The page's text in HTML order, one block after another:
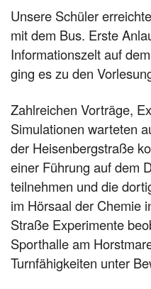
Unsere Schüler
mit dem Bus. Erste
Informationszelt auf
ging es zu den
Zahlreichen Vorträge,
Simulationen warteten
der Heisenbergstraße
einer Führung auf dem
teilnehmen und die
im Hörsaal der Chemie
Straße Experimente
Sporthalle am
Turnfähigkeiten unter